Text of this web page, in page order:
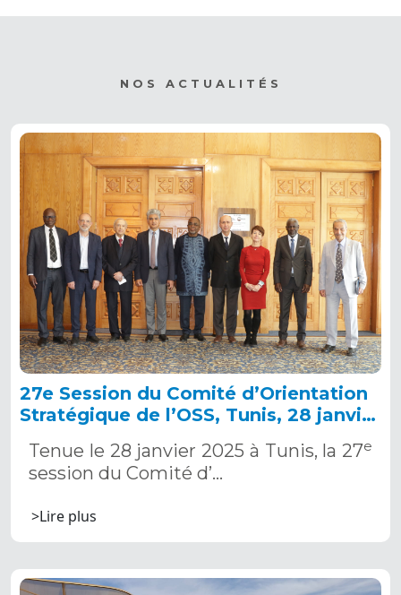
NOS ACTUALITÉS
27e Session du Comité d’Orientation
Stratégique de l’OSS, Tunis, 28 janvier
Tenue le 28 janvier 2025 à Tunis, la 27e
session du Comité d’…
>Lire plus